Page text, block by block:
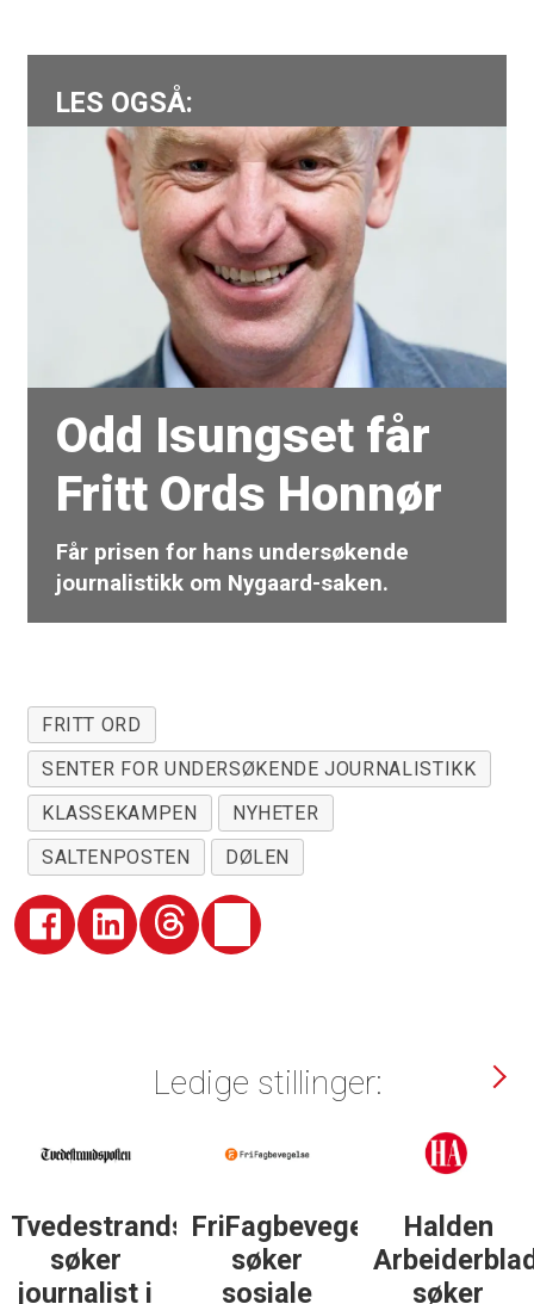
LES OGSÅ:
Odd Isungset får
Fritt Ords Honnør
Får prisen for hans undersøkende
journalistikk om Nygaard-saken.
FRITT ORD
SENTER FOR UNDERSØKENDE JOURNALISTIKK
KLASSEKAMPEN
NYHETER
SALTENPOSTEN
DØLEN
Ledige stillinger:
Tvedestrandsposten
søker
journalist i
FriFagbevegelse
søker
sosiale
Halden
søker